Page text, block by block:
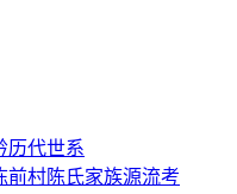
历代世系
前村陈氏家族源流考